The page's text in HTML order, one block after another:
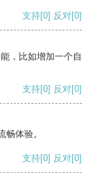
支持[0] 反对[0]
，比如增加一个自
支持[0] 反对[0]
体验。
支持[0] 反对[0]